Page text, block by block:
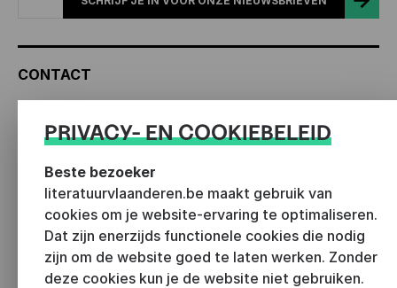
CONTACT
Marieke Roels
werkbeurzen, beleidsmedewerker literaire
tijdschriften
@literatuurvlaanderen.be
+32 3 270 31 69
PRIVACY- EN COOKIEBELEID
Beste bezoeker
literatuurvlaanderen.be maakt gebruik van
cookies om je website-ervaring te optimaliseren.
Dat zijn enerzijds functionele cookies die nodig
zijn om de website goed te laten werken. Zonder
deze cookies kun je de website niet gebruiken.